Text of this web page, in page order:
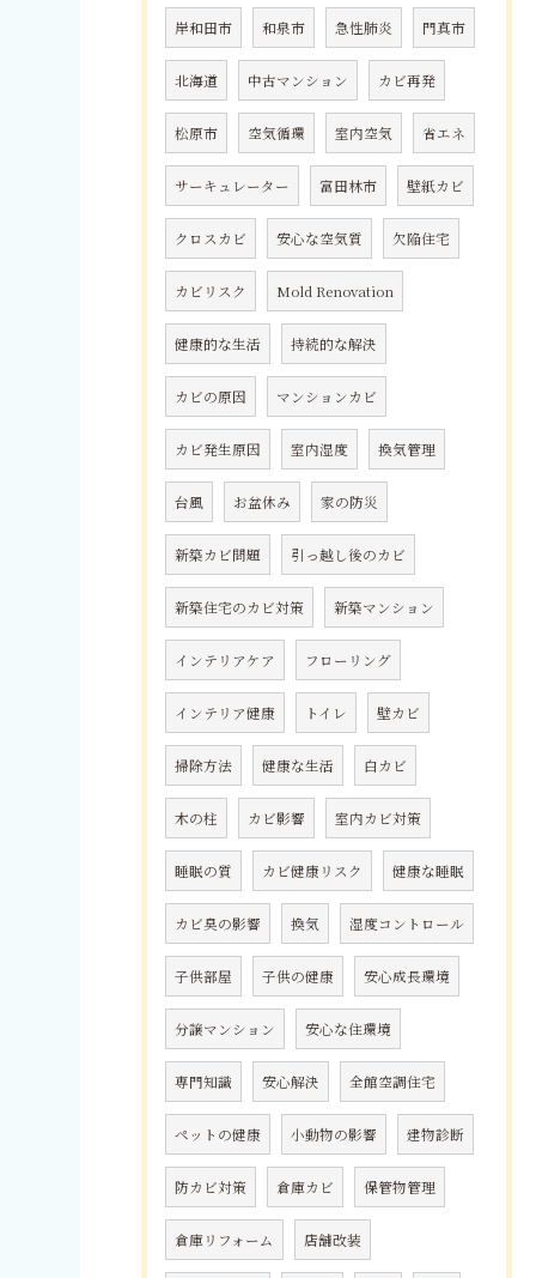
岸和田市 和泉市 急性肺炎 門真市
北海道 中古マンション カビ再発
松原市 空気循環 室内空気 省エネ
サーキュレーター 富田林市 壁紙カビ
クロスカビ 安心な空気質 欠陥住宅
カビリスク Mold Renovation
健康的な生活 持続的な解決
カビの原因 マンションカビ
カビ発生原因 室内湿度 換気管理
台風 お盆休み 家の防災
新築カビ問題 引っ越し後のカビ
新築住宅のカビ対策 新築マンション
インテリアケア フローリング
インテリア健康 トイレ 壁カビ
掃除方法 健康な生活 白カビ
木の柱 カビ影響 室内カビ対策
睡眠の質 カビ健康リスク 健康な睡眠
カビ臭の影響 換気 湿度コントロール
子供部屋 子供の健康 安心成長環境
分譲マンション 安心な住環境
専門知識 安心解決 全館空調住宅
ペットの健康 小動物の影響 建物診断
防カビ対策 倉庫カビ 保管物管理
倉庫リフォーム 店舗改装